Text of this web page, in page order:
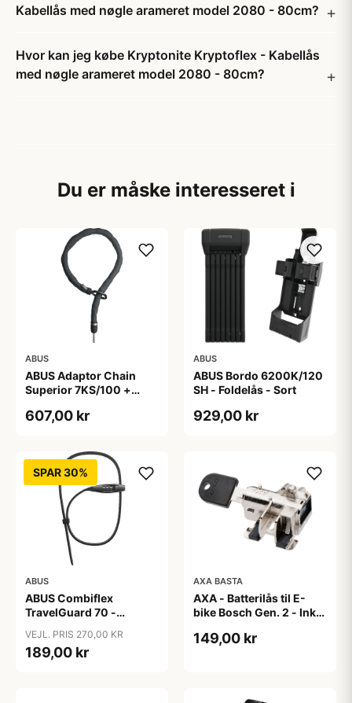
Kabellås med nøgle arameret model 2080 - 80cm?
Hvor kan jeg købe Kryptonite Kryptoflex - Kabellås
med nøgle arameret model 2080 - 80cm?
Du er måske interesseret i
ABUS
ABUS Adaptor Chain
Superior 7KS/100 +
607,00 kr
ABUS
ABUS Bordo 6200K/120
SH - Foldelås - Sort
929,00 kr
SPAR 30%
ABUS
ABUS Combiflex
TravelGuard 70 -
VEJL. PRIS 270,00 KR
189,00 kr
AXA BASTA
AXA - Batterilås til E-
bike Bosch Gen. 2 - Inkl.
149,00 kr